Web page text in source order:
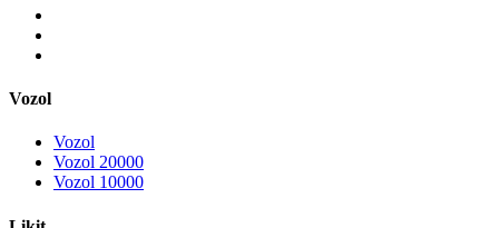
Vozol
Vozol
Vozol 20000
Vozol 10000